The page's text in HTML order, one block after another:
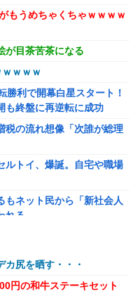
もうめちゃくちゃｗｗｗｗ
が目茶苦茶になる
ｗｗｗ
勝利で開幕白星スタート！
も終盤に再逆転に成功
の流れ想像「次誰が総理
ルトイ、爆誕。自宅や職場
もネット民から「新社会人
れる
が公開される。当然のよう
巻（600円）」、卑猥すぎ
カ尻を晒す・・・
円の和牛ステーキセット